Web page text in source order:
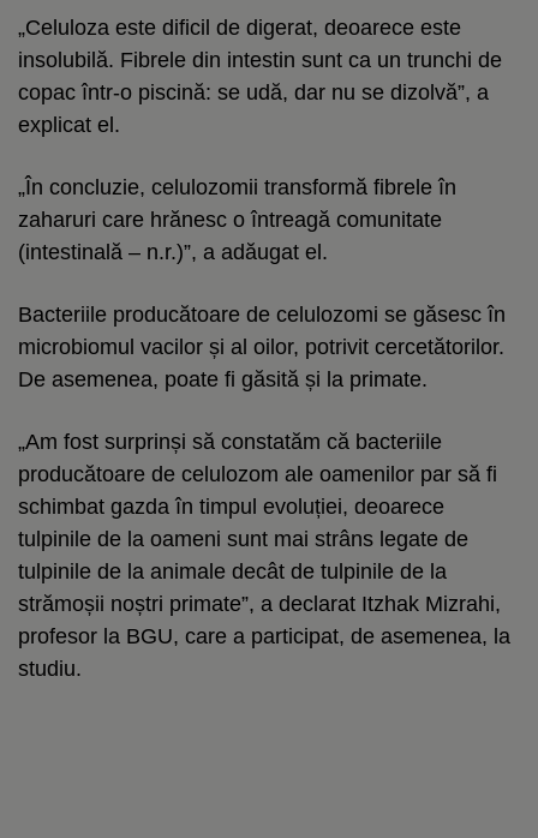
„Celuloza este dificil de digerat, deoarece este
insolubilă. Fibrele din intestin sunt ca un trunchi de
copac într-o piscină: se udă, dar nu se dizolvă”, a
explicat el.
„În concluzie, celulozomii transformă fibrele în
zaharuri care hrănesc o întreagă comunitate
(intestinală – n.r.)”, a adăugat el.
Bacteriile producătoare de celulozomi se găsesc în
microbiomul vacilor și al oilor, potrivit cercetătorilor.
De asemenea, poate fi găsită și la primate.
„Am fost surprinși să constatăm că bacteriile
producătoare de celulozom ale oamenilor par să fi
schimbat gazda în timpul evoluției, deoarece
tulpinile de la oameni sunt mai strâns legate de
tulpinile de la animale decât de tulpinile de la
strămoșii noștri primate”, a declarat Itzhak Mizrahi,
profesor la BGU, care a participat, de asemenea, la
studiu.